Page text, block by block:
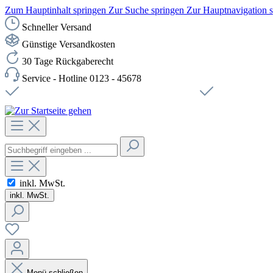
Zum Hauptinhalt springen Zur Suche springen Zur Hauptnavigation
Schneller Versand
Günstige Versandkosten
30 Tage Rückgaberecht
Service - Hotline 0123 - 45678
inkl. MwSt.
inkl. MwSt.